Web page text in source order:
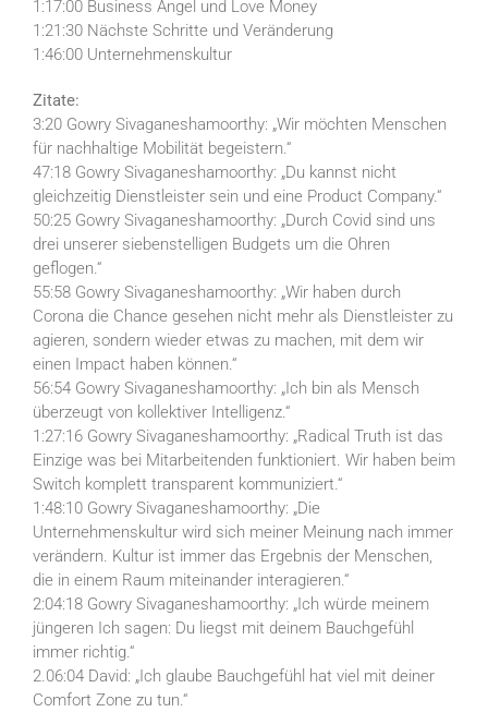
1:17:00 Business Angel und Love Money
1:21:30 Nächste Schritte und Veränderung
1:46:00 Unternehmenskultur
Zitate:
3:20 Gowry Sivaganeshamoorthy: „Wir möchten Menschen
für nachhaltige Mobilität begeistern.“
47:18 Gowry Sivaganeshamoorthy: „Du kannst nicht
gleichzeitig Dienstleister sein und eine Product Company.“
50:25 Gowry Sivaganeshamoorthy: „Durch Covid sind uns
drei unserer siebenstelligen Budgets um die Ohren
geflogen.“
55:58 Gowry Sivaganeshamoorthy: „Wir haben durch
Corona die Chance gesehen nicht mehr als Dienstleister zu
agieren, sondern wieder etwas zu machen, mit dem wir
einen Impact haben können.“
56:54 Gowry Sivaganeshamoorthy: „Ich bin als Mensch
überzeugt von kollektiver Intelligenz.“
1:27:16 Gowry Sivaganeshamoorthy: „Radical Truth ist das
Einzige was bei Mitarbeitenden funktioniert. Wir haben beim
Switch komplett transparent kommuniziert.“
1:48:10 Gowry Sivaganeshamoorthy: „Die
Unternehmenskultur wird sich meiner Meinung nach immer
verändern. Kultur ist immer das Ergebnis der Menschen,
die in einem Raum miteinander interagieren.“
2:04:18 Gowry Sivaganeshamoorthy: „Ich würde meinem
jüngeren Ich sagen: Du liegst mit deinem Bauchgefühl
immer richtig.“
2.06:04 David: „Ich glaube Bauchgefühl hat viel mit deiner
Comfort Zone zu tun.“